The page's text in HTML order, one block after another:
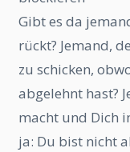
Gibt es da
rückt? Jemand,
zu schicken,
abgelehnt hast?
macht und Dich
ja: Du bist nicht